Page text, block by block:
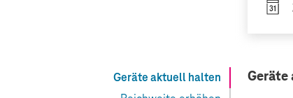
Geräte aktuell halten